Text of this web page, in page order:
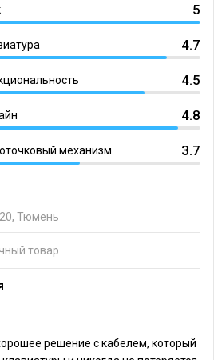
5
4.7
4.5
4.8
механизм 3.7
Тюмень
товар
решение с кабелем, который